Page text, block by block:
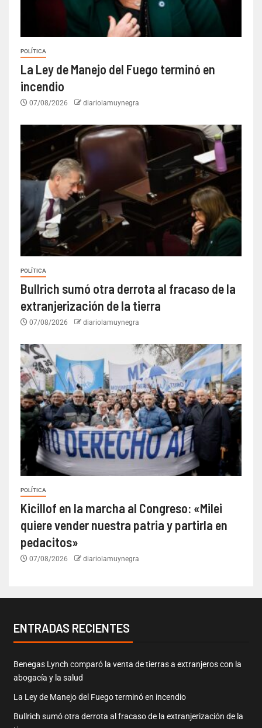
POLÍTICA
La Ley de Manejo del Fuego terminó en
incendio
07/08/2026 diariolamuynegra
POLÍTICA
Bullrich sumó otra derrota al fracaso de la
extranjerización de la tierra
07/08/2026 diariolamuynegra
POLÍTICA
Kicillof en la marcha al Congreso: «Milei
quiere vender nuestra patria y partirla en
pedacitos»
07/08/2026 diariolamuynegra
ENTRADAS RECIENTES
Benegas Lynch comparó la venta de tierras a extranjeros con la
abogacía y la salud
La Ley de Manejo del Fuego terminó en incendio
Bullrich sumó otra derrota al fracaso de la extranjerización de la